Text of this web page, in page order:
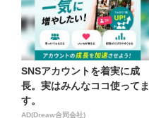
SNSアカウントを着実に成
長。実はみんなココ使ってま
す。
AD(Dreaw合同会社)